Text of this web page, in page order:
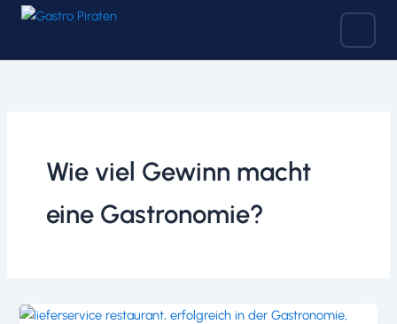
Zum
Wie viel Gewinn macht
eine Gastronomie?